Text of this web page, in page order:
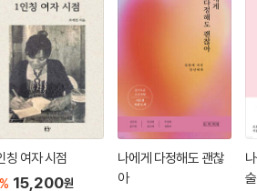
칭 여자 시점
% 15,200원
나에게 다정해도 괜찮
아